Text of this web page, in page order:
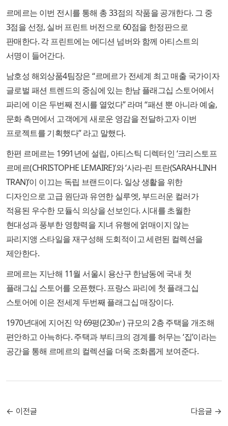
르메르는 이번 전시를 통해 총 33점의 작품을 공개한다. 그 중
3점을 선정, 실버 프린트 버전으로 60점을 한정판으로
판매한다. 각 프린트에는 에디션 넘버와 함께 아티스트의
서명이 들어간다.
남호성 해외상품4팀장은 “르메르가 전세계 최고 매출 국가이자
글로벌 패션 트렌드의 중심에 있는 한남 플래그십 스토어에서
파리에 이은 두번째 전시를 열었다” 라며 “패션 뿐 아니라 예술,
문화 측면에서 고객에게 새로운 영감을 전달하고자 이번
프로젝트를 기획했다” 라고 말했다.
한편 르메르는 1991년에 설립, 아티스틱 디렉터인 ‘크리스토프
르메르(CHRISTOPHE LEMAIRE)’와 ‘사라-린 트란(SARAH-LINH
TRAN)’이 이끄는 독립 브랜드이다. 일상 생활을 위한
디자인으로 고급 원단과 유연한 실루엣, 부드러운 컬러가
적용된 우수한 모듈식 의상을 선보인다. 시대를 초월한
현대성과 풍부한 영향력을 지녀 유행에 얽매이지 않는
파리지앵 스타일을 재구성해 도회적이고 세련된 컬렉션을
제안한다.
르메르는 지난해 11월 서울시 용산구 한남동에 국내 첫
플래그십 스토어를 오픈했다. 프랑스 파리에 첫 플래그십
스토어에 이은 전세계 두번째 플래그십 매장이다.
1970년대에 지어진 약 69평(230㎡) 규모의 2층 주택을 개조해
편안하고 아늑하다. 주택과 부티크의 경계를 허무는 ‘집’이라는
공간을 통해 르메르의 컬렉션을 더욱 조화롭게 보여준다.
← 이전글 다음글 →